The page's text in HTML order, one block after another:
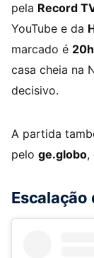
pela Record
YouTube e da
marcado é
casa cheia na
decisivo.
A partida
pelo ge.globo,